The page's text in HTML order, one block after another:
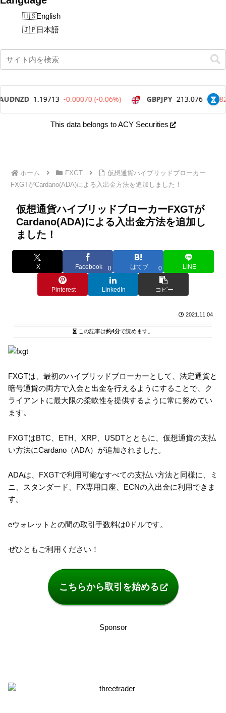
English
日本語
This data belongs to ACY Securities
ホーム FXGT
仮想通貨ハイブリッドブローカー
FXGTがCardano(ADA)による入出金方法を追加しました！
仮想通貨ハイブリッドブローカーFXGTが
Cardano(ADA)による入出金方法を追加し
ました！
X Facebook 0 はてブ 0 LINE
Pinterest LinkedIn コピー
2021.11.04
この記事は約4分で読めます。
FXGTは、最初のハイブリッドブローカーとして、法定通貨と
暗号通貨の両方で入金と出金を行えるようにすることで、ク
ライアントに最大限の柔軟性を提供するように常に努めてい
ます。
FXGTはBTC、ETH、XRP、USDTとともに、仮想通貨の支払
い方法にCardano（ADA）が追加されました。
ADAは、FXGTで利用可能なすべての支払い方法と同様に、ミ
ニ、スタンダード、FX専用口座、ECNの入出金に利用できま
す。
eウォレットとの間の取引手数料は0ドルです。
ぜひともご利用ください！
こちらから取引を始める
Sponsor